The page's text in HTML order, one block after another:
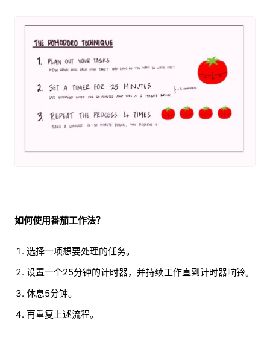
如何使用番茄工作法？
选择一项想要处理的任务。
设置一个25分钟的计时器，并持续工作直到计时器响铃。
休息5分钟。
再重复上述流程。